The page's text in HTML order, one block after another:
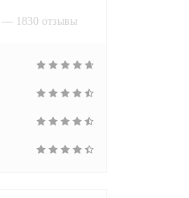
— 1830 отзывы